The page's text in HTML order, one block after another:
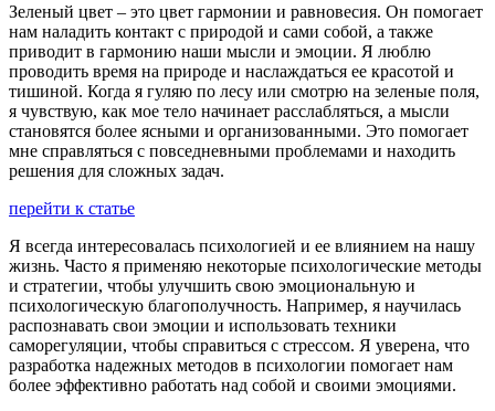
Зеленый цвет – это цвет гармонии и равновесия. Он помогает
нам наладить контакт с природой и сами собой, а также
приводит в гармонию наши мысли и эмоции. Я люблю
проводить время на природе и наслаждаться ее красотой и
тишиной. Когда я гуляю по лесу или смотрю на зеленые поля,
я чувствую, как мое тело начинает расслабляться, а мысли
становятся более ясными и организованными. Это помогает
мне справляться с повседневными проблемами и находить
решения для сложных задач.
перейти к статье
Я всегда интересовалась психологией и ее влиянием на нашу
жизнь. Часто я применяю некоторые психологические методы
и стратегии, чтобы улучшить свою эмоциональную и
психологическую благополучность. Например, я научилась
распознавать свои эмоции и использовать техники
саморегуляции, чтобы справиться с стрессом. Я уверена, что
разработка надежных методов в психологии помогает нам
более эффективно работать над собой и своими эмоциями.